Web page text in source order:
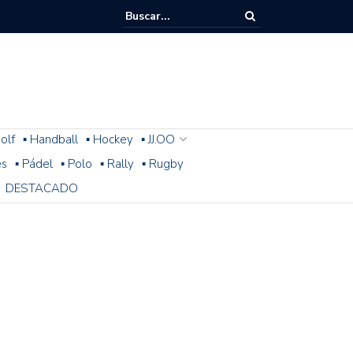
▪ Handball ▪ Hockey ▪ JJ.OO
▪ Pádel ▪ Polo ▪ Rally ▪ Rugby
DESTACADO